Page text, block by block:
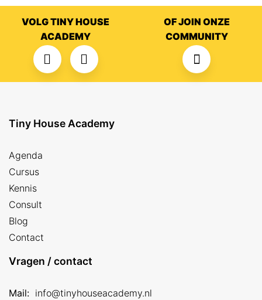
VOLG TINY HOUSE
ACADEMY
OF JOIN ONZE
COMMUNITY
Tiny House Academy
Agenda
Cursus
Kennis
Consult
Blog
Contact
Vragen / contact
Mail: info@tinyhouseacademy.nl